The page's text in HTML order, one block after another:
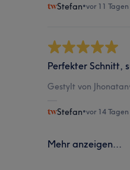
Stefan•vor 11 Tagen
Perfekter Schnitt,
Gestylt von Jhonatan
Stefan•vor 14 Tagen
Mehr anzeigen...